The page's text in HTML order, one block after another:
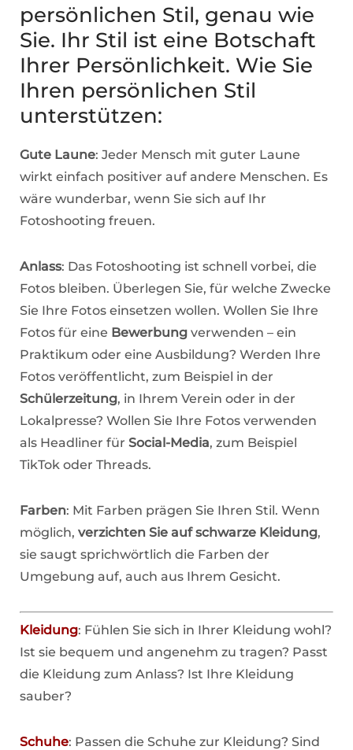
persönlichen Stil, genau wie
Sie. Ihr Stil ist eine Botschaft
Ihrer Persönlichkeit. Wie Sie
Ihren persönlichen Stil
unterstützen:
Gute Laune: Jeder Mensch mit guter Laune
wirkt einfach positiver auf andere Menschen. Es
wäre wunderbar, wenn Sie sich auf Ihr
Fotoshooting freuen.
Anlass: Das Fotoshooting ist schnell vorbei, die
Fotos bleiben. Überlegen Sie, für welche Zwecke
Sie Ihre Fotos einsetzen wollen. Wollen Sie Ihre
Fotos für eine Bewerbung verwenden – ein
Praktikum oder eine Ausbildung? Werden Ihre
Fotos veröffentlicht, zum Beispiel in der
Schülerzeitung, in Ihrem Verein oder in der
Lokalpresse? Wollen Sie Ihre Fotos verwenden
als Headliner für Social-Media, zum Beispiel
TikTok oder Threads.
Farben: Mit Farben prägen Sie Ihren Stil. Wenn
möglich, verzichten Sie auf schwarze Kleidung,
sie saugt sprichwörtlich die Farben der
Umgebung auf, auch aus Ihrem Gesicht.
Kleidung: Fühlen Sie sich in Ihrer Kleidung wohl?
Ist sie bequem und angenehm zu tragen? Passt
die Kleidung zum Anlass? Ist Ihre Kleidung
sauber?
Schuhe: Passen die Schuhe zur Kleidung? Sind